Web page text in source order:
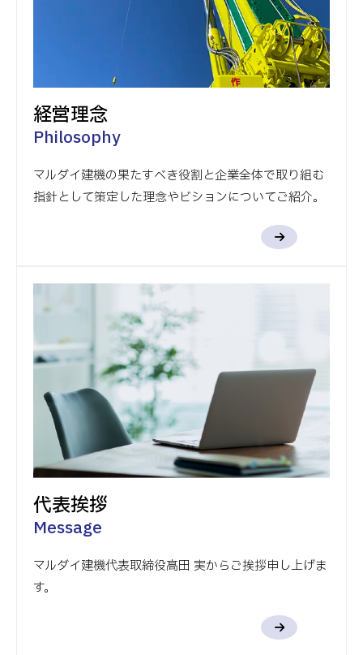
経営理念
Philosophy
マルダイ建機の果たすべき役割と企業全体で取り組む
指針として策定した理念やビションについてご紹介。
代表挨拶
Message
マルダイ建機代表取締役髙田 実からご挨拶申し上げま
す。